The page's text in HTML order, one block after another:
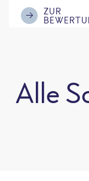
ZUR
Alle